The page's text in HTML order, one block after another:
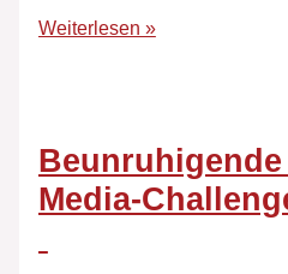
Weiterlesen »
Media-